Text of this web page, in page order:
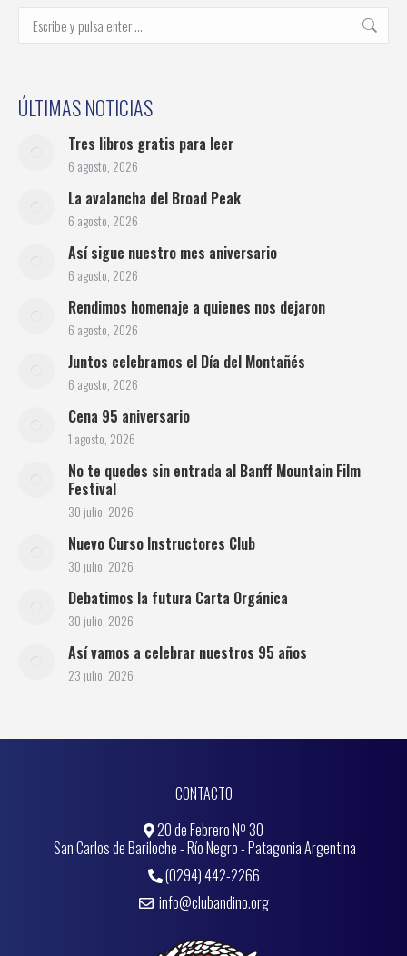
Buscar:
ÚLTIMAS NOTICIAS
Tres libros gratis para leer
6 agosto, 2026
La avalancha del Broad Peak
6 agosto, 2026
Así sigue nuestro mes aniversario
6 agosto, 2026
Rendimos homenaje a quienes nos dejaron
6 agosto, 2026
Juntos celebramos el Día del Montañés
6 agosto, 2026
Cena 95 aniversario
1 agosto, 2026
No te quedes sin entrada al Banff Mountain Film
Festival
30 julio, 2026
Nuevo Curso Instructores Club
30 julio, 2026
Debatimos la futura Carta Orgánica
30 julio, 2026
Así vamos a celebrar nuestros 95 años
23 julio, 2026
CONTACTO
20 de Febrero Nº 30
San Carlos de Bariloche - Río Negro - Patagonia Argentina
(0294) 442-2266
info@clubandino.org